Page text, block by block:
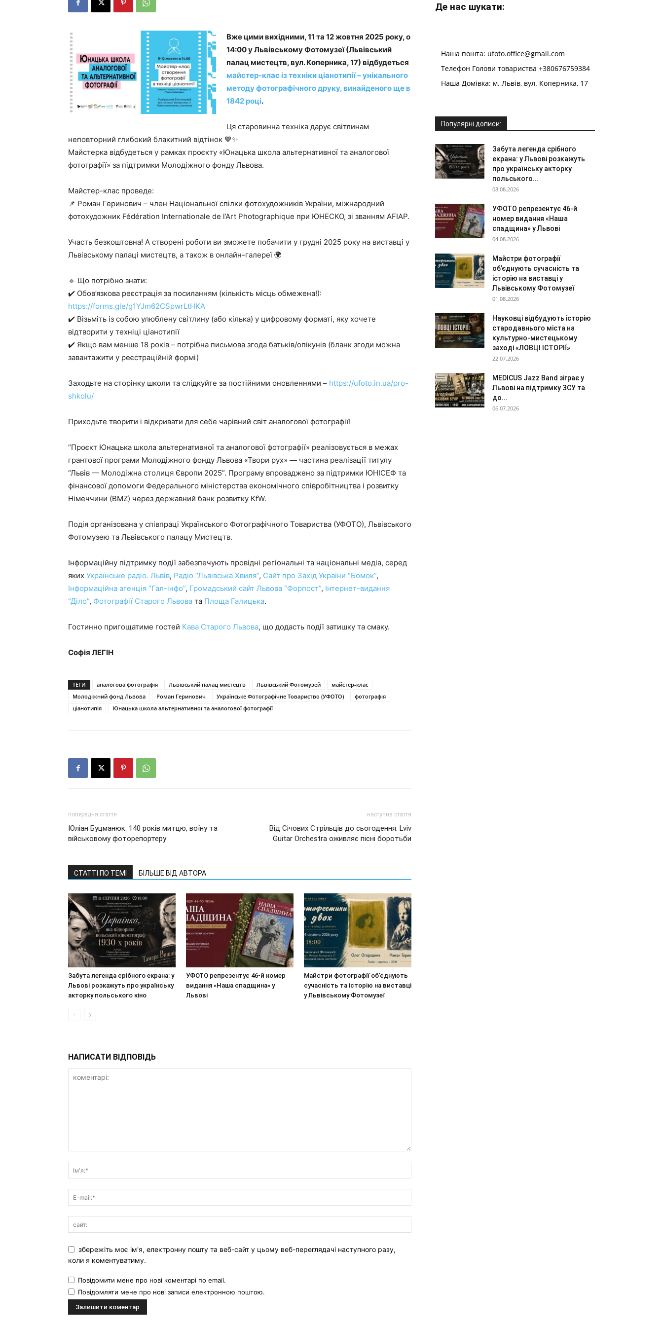
Вже цими вихідними, 11 та 12 жовтня 2025 року, о
14:00 у Львівському Фотомузеї (Львівський
палац мистецтв, вул. Коперника, 17) відбудеться
майстер-клас із техніки ціанотипії – унікального
методу фотографічного друку, винайденого ще в
1842 році.
Ця старовинна техніка дарує світлинам
неповторний глибокий блакитний відтінок 💙✨
Майстерка відбудеться у рамках проєкту «Юнацька школа альтернативної та аналогової
фотографії» за підтримки Молодіжного фонду Львова.
Майстер-клас проведе:
📌 Роман Геринович – член Національної спілки фотохудожників України, міжнародний
фотохудожник Fédération Internationale de l’Art Photographique при ЮНЕСКО, зі званням AFIAP.
Участь безкоштовна! А створені роботи ви зможете побачити у грудні 2025 року на виставці у
Львівському палаці мистецтв, а також в онлайн-галереї 🌍
🔹 Що потрібно знати:
✔️ Обов’язкова реєстрація за посиланням (кількість місць обмежена!):
https://forms.gle/g1YJm62CSpwrLtHKA
✔️ Візьміть із собою улюблену світлину (або кілька) у цифровому форматі, яку хочете
відтворити у техніці ціанотипії
✔️ Якщо вам менше 18 років – потрібна письмова згода батьків/опікунів (бланк згоди можна
завантажити у реєстраційній формі)
Заходьте на сторінку школи та слідкуйте за постійними оновленнями – https://ufoto.in.ua/pro-
shkolu/
Приходьте творити і відкривати для себе чарівний світ аналогової фотографії!
“Проєкт Юнацька школа альтернативної та аналогової фотографії» реалізовується в межах
грантової програми Молодіжного фонду Львова «Твори рух» — частина реалізації титулу
“Львів — Молодіжна столиця Європи 2025”. Програму впроваджено за підтримки ЮНІСЕФ та
фінансової допомоги Федерального міністерства економічного співробітництва і розвитку
Німеччини (BMZ) через державний банк розвитку KfW.
Подія організована у співпраці Українського Фотографічного Товариства (УФОТО), Львівського
Фотомузею та Львівського палацу Мистецтв.
Інформаційну підтримку події забезпечують провідні регіональні та національні медіа, серед
яких Українське радіо. Львів, Радіо “Львівська Хвиля”, Сайт про Захід України “Бомок”,
Інформаційна агенція “Гал-інфо”, Громадський сайт Львова “Форпост”, Інтернет-видання
“Діло”, Фотографії Старого Львова та Площа Галицька.
Гостинно пригощатиме гостей Кава Старого Львова, що додасть події затишку та смаку.
Софія ЛЕГІН
ТЕГИ аналогова фотографія Львівський палац мистецтв Львівський Фотомузей
майстер-клас
Молодіжний фонд Львова
Роман Геринович Українське Фотографічне Товариство (УФОТО)
фотографія
ціанотипія
Юнацька школа альтернативної та аналогової фотографії
попередня стаття
Юліан Буцманюк: 140 років митцю, воїну та
військовому фоторепортеру
наступна стаття
Від Січових Стрільців до сьогодення: Lviv
Guitar Orchestra оживляє пісні боротьби
СТАТТІ ПО ТЕМІ БІЛЬШЕ ВІД АВТОРА
Забута легенда срібного екрана: у
Львові розкажуть про українську
акторку польського кіно
УФОТО репрезентує 46-й номер
видання «Наша спадщина» у
Львові
Майстри фотографії об’єднують
сучасність та історію на виставці
у Львівському Фотомузеї
НАПИСАТИ ВІДПОВІДЬ
збережіть моє ім'я, електронну пошту та веб-сайт у цьому веб-переглядачі наступного разу,
коли я коментуватиму.
Повідомити мене про нові коментарі по email.
Повідомляти мене про нові записи електронною поштою.
Де нас шукати:
Наша пошта: ufoto.office@gmail.com
Телефон Голови товариства +380676759384
Наша Домівка: м. Львів, вул. Коперника, 17
Популярні дописи:
Забута легенда срібного
екрана: у Львові розкажуть
про українську акторку
польського...
08.08.2026
УФОТО репрезентує 46-й
номер видання «Наша
спадщина» у Львові
04.08.2026
Майстри фотографії
об’єднують сучасність та
історію на виставці у
Львівському Фотомузеї
01.08.2026
Науковці відбудують історію
стародавнього міста на
культурно-мистецькому
заході «ЛОВЦІ ІСТОРІЇ»
22.07.2026
MEDICUS Jazz Band зіграє у
Львові на підтримку ЗСУ та
до...
06.07.2026